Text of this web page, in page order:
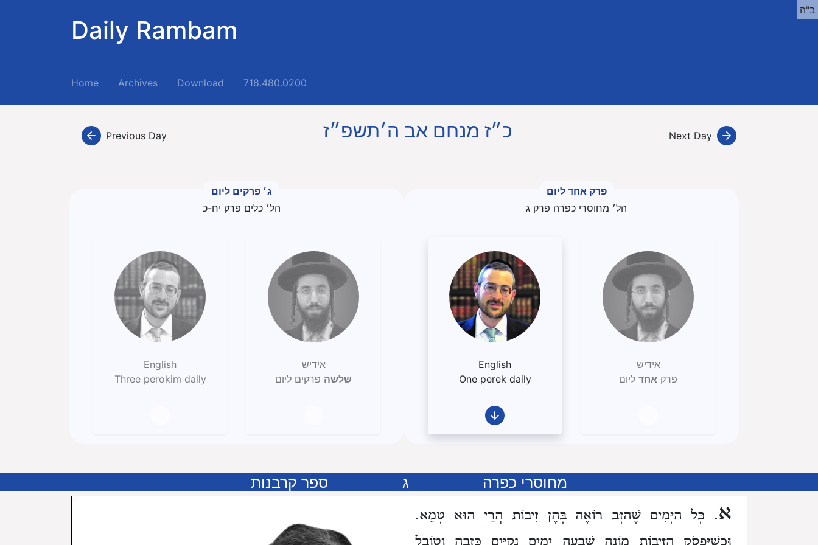
Daily Rambam
Home(current)Archives Download 718.480.0200
ב"ה
Previous Day כ״ז מנחם אב ה׳תשפ״ז Next Day
ג׳ פרקים ליום
הל׳ כלים פרק יח-כ
אידיש
שלשה פרקים ליום
English
Three perokim daily
פרק אחד ליום
הל׳ מחוסרי כפרה פרק ג
אידיש
פרק אחד ליום
English
One perek daily
מחוסרי כפרה ג ספר קרבנות
א. כָּל הַיָּמִים שֶׁהַזָּב רוֹאֶה בָּהֶן זִיבוֹת הֲרֵי הוּא טָמֵא.